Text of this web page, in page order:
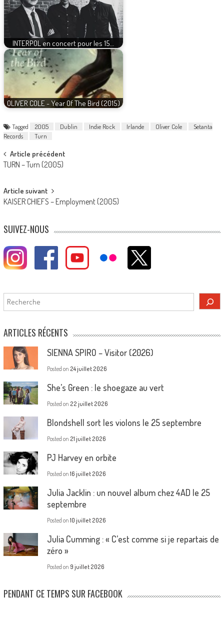
INTERPOL en concert pour les 15…
OLIVER COLE - Year Of The Bird (2015)
Tagged 2005 Dublin Indie Rock Irlande Oliver Cole
Setanta
Records
Turn
Post
navigation
Article précédent
TURN – Turn (2005)
Article suivant
KAISER CHIEFS – Employment (2005)
SUIVEZ-NOUS
Rechercher
ARTICLES RÉCENTS
SIENNA SPIRO – Visitor (2026)
Posted on 24 juillet 2026
She’s Green : le shoegaze au vert
Posted on 22 juillet 2026
Blondshell sort les violons le 25 septembre
Posted on 21 juillet 2026
PJ Harvey en orbite
Posted on 16 juillet 2026
Julia Jacklin : un nouvel album chez 4AD le 25
septembre
Posted on 10 juillet 2026
Julia Cumming : « C’est comme si je repartais de
zéro »
Posted on 9 juillet 2026
PENDANT CE TEMPS SUR FACEBOOK